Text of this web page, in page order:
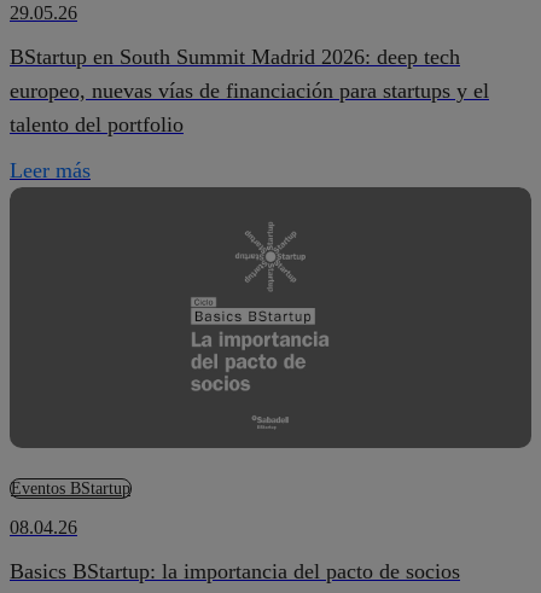
29.05.26
BStartup en South Summit Madrid 2026: deep tech
europeo, nuevas vías de financiación para startups y el
talento del portfolio
Leer más
Eventos BStartup
08.04.26
Basics BStartup: la importancia del pacto de socios